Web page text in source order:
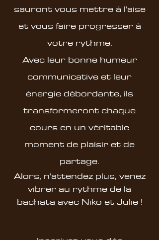
sauront vous mettre à l'aise
et vous faire progresser à
votre rythme.
Avec leur bonne humeur
communicative et leur
énergie débordante, ils
transformeront chaque
cours en un véritable
moment de plaisir et de
partage.
Alors, n'attendez plus, venez
vibrer au rythme de la
bachata avec Niko et Julie !